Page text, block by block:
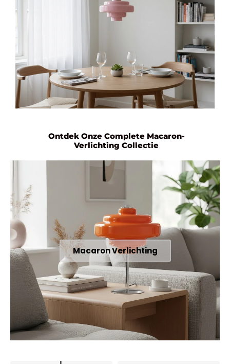
Ontdek Onze Complete Macaron-
Verlichting Collectie
Macaron Verlichting